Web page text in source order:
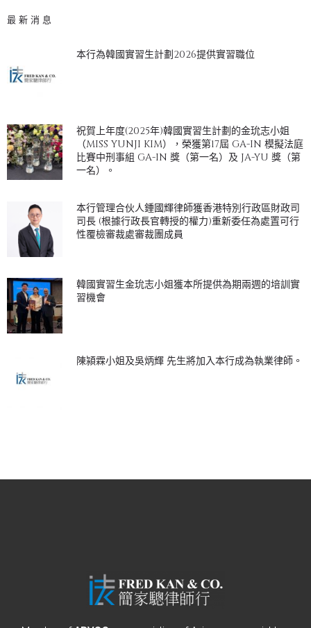
最新消息
本行為韓國實習生計劃2026提供實習職位
祝賀上年度(2025年)韓國實習生計劃的金玧志小姐
（MISS YUNJI KIM），榮獲第17屆 GA-IN 模擬法庭
比賽中刑事組 GA-IN 獎（第一名）及 JA-YU 獎（第
一名）。
本行管理合伙人鍾國輝律師獲香港特別行政區財政司
司長 (根據行政長官轉授的權力)重新委任為處置可行
性覆檢審裁處審裁團成員
韓國實習生金玧志小姐獲本所提供為期兩週的培訓實
習機會
陳潁霖小姐及吳炳輝 先生將加入本行成為執業律師。